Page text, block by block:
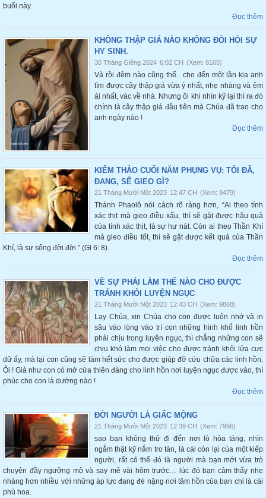
buổi này.
Đọc thêm
KHÔNG THẬP GIÁ NÀO KHÔNG ĐÒI HỎI SỰ
HY SINH.
30 Tháng Giêng 2024 6:02 CH (Xem: 8165)
Và rồi đêm nào cũng thế.. cho đến một lần kia anh
tìm được cây thập giá vừa ý nhất, nhẹ nhàng và êm
ái nhất, vác về nhà. Nhưng ôi khi nhìn kỹ lại thì ra đó
chính là cây thập giá đầu tiên mà Chúa đã trao cho
anh ngày nào !
Đọc thêm
KIỂM THẢO CUỐI NĂM PHỤNG VỤ: TÔI ĐÃ,
ĐANG, SẼ GIEO GÌ?
21 Tháng Mười Một 2023 12:47 CH (Xem: 9479)
Thánh Phaolô nói cách rõ ràng hơn, “Ai theo tính
xác thịt mà gieo điều xấu, thì sẽ gặt được hậu quả
của tính xác thịt, là sự hư nát. Còn ai theo Thần Khí
mà gieo điều tốt, thì sẽ gặt được kết quả của Thần
Khí, là sự sống đời đời.” (Gl 6: 8).
Đọc thêm
VỀ SỰ PHẢI LÀM THẾ NÀO CHO ĐƯỢC
TRÁNH KHỎI LUYỆN NGỤC
21 Tháng Mười Một 2023 12:43 CH (Xem: 9868)
Lạy Chúa, xin Chúa cho con được luôn nhớ và in
sâu vào lòng vào trí con những hình khổ linh hồn
phải chịu trong luyện ngục, thì chẳng những con sẽ
chịu khó làm mọi việc cho được tránh khỏi lửa cực
dữ ấy, mà lại con cũng sẽ làm hết sức cho được giúp đỡ cứu chữa các linh hồn.
Ôi ! Giả như con có mở cửa thiên đàng cho linh hồn nơi luyện ngục được vào, thì
phúc cho con là dường nào !
Đọc thêm
ĐỜI NGƯỜI LÀ GIẤC MỘNG
21 Tháng Mười Một 2023 12:39 CH (Xem: 7996)
sao bạn không thử đi đến nơi lò hỏa táng, nhìn
ngắm thật kỹ nắm tro tàn, là cái còn lại của một kiếp
người, rất có thể đó là người mà bạn mới vừa trò
chuyện đầy ngưỡng mộ và say mê vài hôm trước… lúc đó bạn cảm thấy nhẹ
nhàng hơn nhiều với những áp lực đang đè nặng nơi tâm hồn của bạn chỉ là cái
phù hoa.